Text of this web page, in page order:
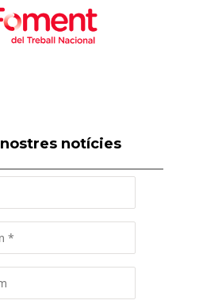
notícies